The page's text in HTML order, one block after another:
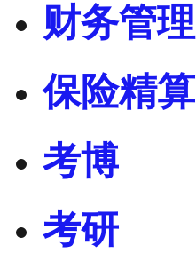
财务管理
保险精算
考博
考研